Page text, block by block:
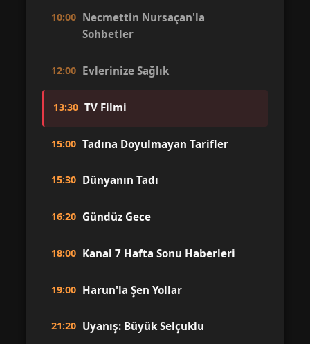
10:00 Necmettin Nursaçan'la
Sohbetler
12:00 Evlerinize Sağlık
13:30 TV Filmi
15:00 Tadına Doyulmayan Tarifler
15:30 Dünyanın Tadı
16:20 Gündüz Gece
18:00 Kanal 7 Hafta Sonu Haberleri
19:00 Harun'la Şen Yollar
21:20 Uyanış: Büyük Selçuklu